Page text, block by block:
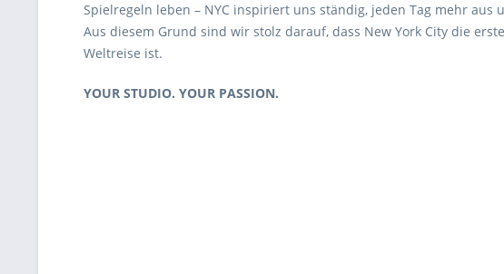
Spielregeln leben – NYC inspiriert uns ständig, jeden Tag mehr aus
Aus diesem Grund sind wir stolz darauf, dass New York City die
Weltreise ist.
YOUR STUDIO. YOUR PASSION.